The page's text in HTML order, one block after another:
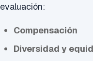
evaluación:
Compensación
Diversidad y